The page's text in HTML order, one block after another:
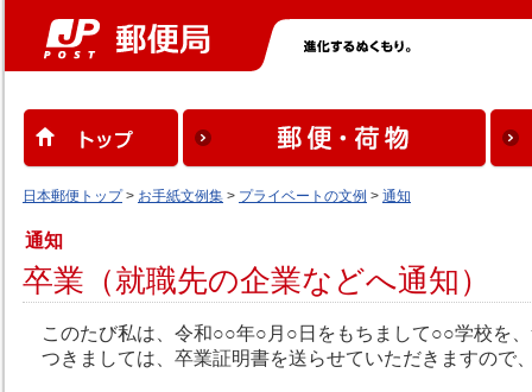
日本郵便トップ> お手紙文例集 > プライベートの文例 > 通知
通知
卒業（就職先の企業などへ通知）
このたび私は、令和○○年○月○日をもちまして○○学校を
つきましては、卒業証明書を送らせていただきますので